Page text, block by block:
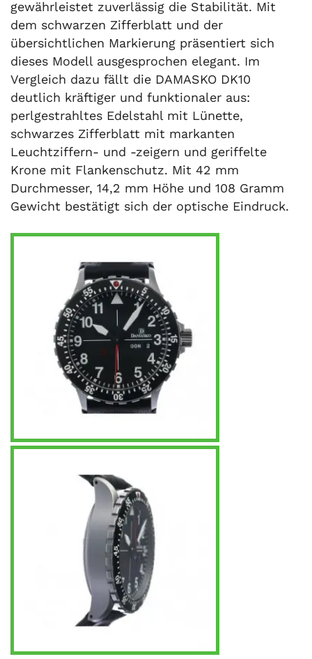
gewährleistet zuverlässig die Stabilität. Mit
dem schwarzen Zifferblatt und der
übersichtlichen Markierung präsentiert sich
dieses Modell ausgesprochen elegant. Im
Vergleich dazu fällt die DAMASKO DK10
deutlich kräftiger und funktionaler aus:
perlgestrahltes Edelstahl mit Lünette,
schwarzes Zifferblatt mit markanten
Leuchtziffern- und -zeigern und geriffelte
Krone mit Flankenschutz. Mit 42 mm
Durchmesser, 14,2 mm Höhe und 108 Gramm
Gewicht bestätigt sich der optische Eindruck.